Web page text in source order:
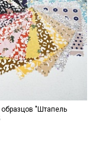
"Штапель